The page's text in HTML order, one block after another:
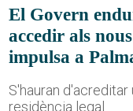
El Govern
accedir als
impulsa a
S'hauran
residència legal